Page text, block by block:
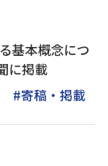
基本概念につ
に掲載
#寄稿・掲載